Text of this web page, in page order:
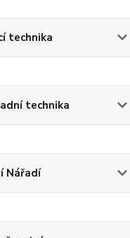
technika
technika
Nářadí